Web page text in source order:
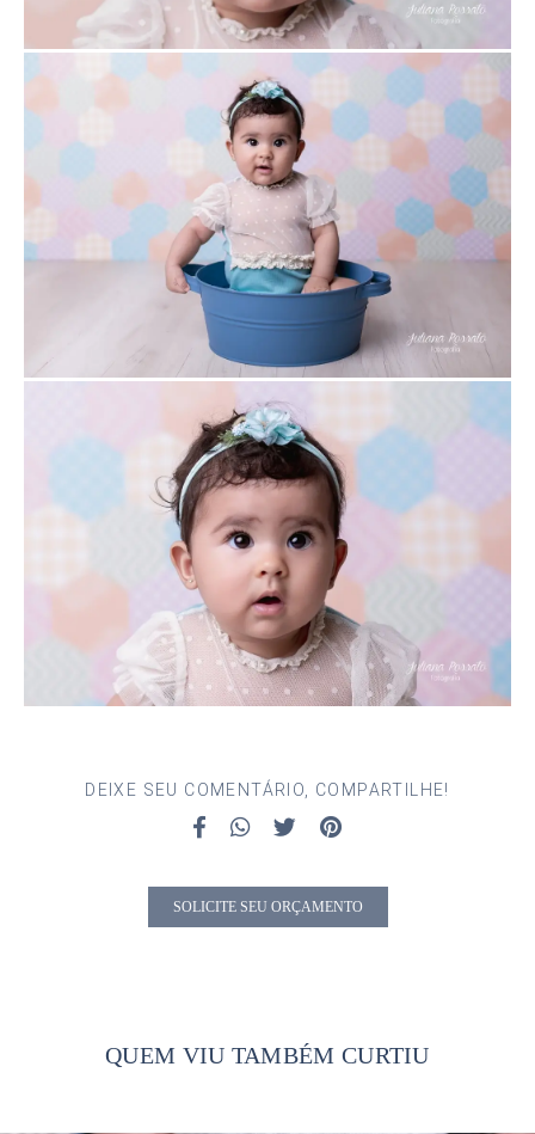
DEIXE SEU COMENTÁRIO, COMPARTILHE!
SOLICITE SEU ORÇAMENTO
QUEM VIU TAMBÉM CURTIU